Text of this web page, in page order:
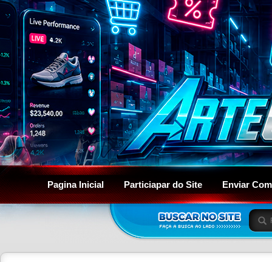
Pagina Inicial Particiapar do Site Enviar